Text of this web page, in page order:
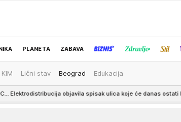
PLANETA ZABAVA
Lični stav Beograd Edukacija
objavila spisak ulica koje će danas ostati bez struje,